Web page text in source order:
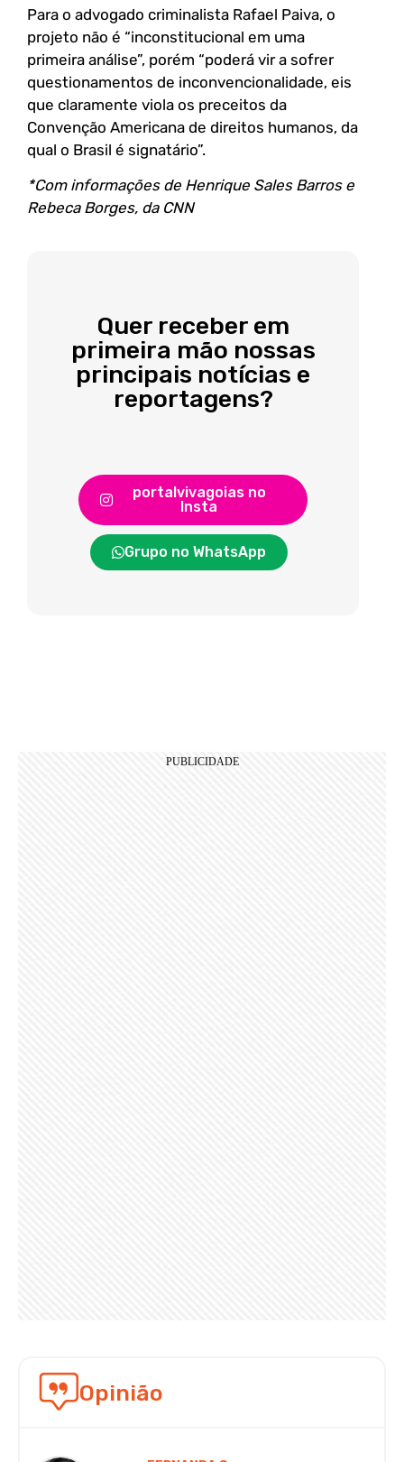
Para o advogado criminalista Rafael Paiva, o
projeto não é “inconstitucional em uma
primeira análise”, porém “poderá vir a sofrer
questionamentos de inconvencionalidade, eis
que claramente viola os preceitos da
Convenção Americana de direitos humanos, da
qual o Brasil é signatário”.
*Com informações de Henrique Sales Barros e
Rebeca Borges, da CNN
Quer receber em
primeira mão nossas
principais notícias e
reportagens?
portalvivagoias no
Insta
Grupo no WhatsApp
Opinião